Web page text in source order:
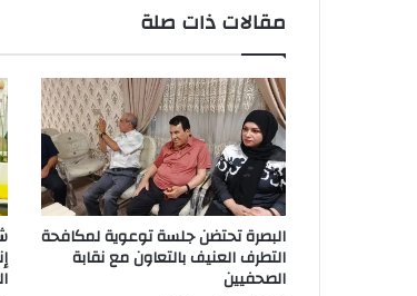
مقالات ذات صلة
البصرة تحتضن جلسة توعوية لمكافحة
التطرف العنيف بالتعاون مع نقابة
الصحفيين